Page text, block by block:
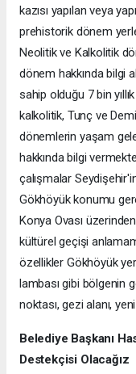
kazısı yapılan veya
prehistorik dönem
Neolitik ve Kalkolitik
dönem hakkında bilgi
sahip olduğu 7 bin
kalkolitik, Tunç ve
dönemlerin yaşam
hakkında bilgi
çalışmalar
Gökhöyük konumu
Konya Ovası
kültürel geçişi
özellikler Gökhöyük
lambası gibi bölgenin
noktası, gezi alanı,
Belediye Başkanı
Destekçisi Olacağız